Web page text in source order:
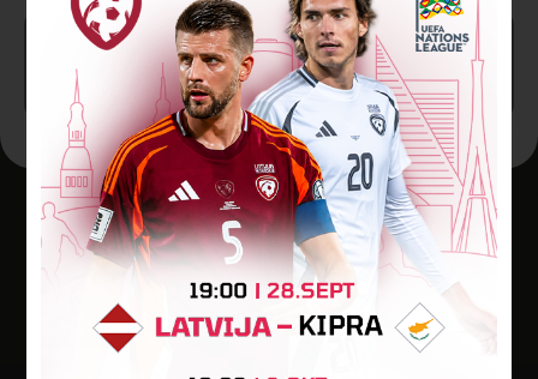
SPĒLE BEIGUSIES!
Jaunākās ziņas